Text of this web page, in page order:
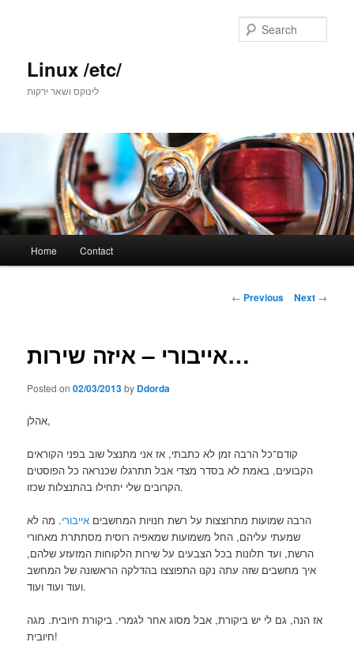
Linux /etc/
לינוקס ושאר ירקות
Home Contact
Post
← Previous Next →
אייבורי – איזה שירות…
Posted on02/03/2013by Ddorda
אהלן,
קודם־כל הרבה זמן לא כתבתי, אז אני מתנצל שוב בפני הקוראים
הקבועים, באמת לא בסדר מצדי אבל תתרגלו שכנראה כל הפוסטים
הקרובים שלי יתחילו בהתנצלות שכזו.
הרבה שמועות מתרוצצות על רשת חנויות המחשבים אייבורי. מה לא
שמעתי עליהם, החל משמועות שמאפיה רוסית מסתתרת מאחורי
הרשת, ועד תלונות בכל הצבעים על שירות הלקוחות המזעזע שלהם,
איך מחשבים שזה עתה נקנו התפוצצו בהדלקה הראשונה של המחשב
ועוד ועוד ועוד.
אז הנה, גם לי יש ביקורת, אבל מסוג אחר לגמרי. ביקורת חיובית. מגה
חיובית!